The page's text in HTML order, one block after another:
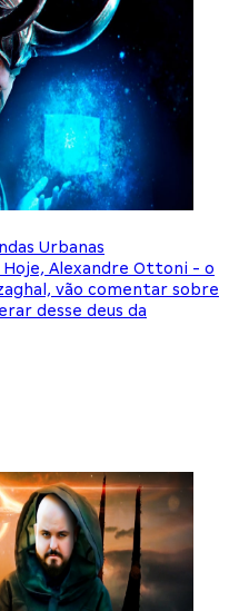
Urbanas
Alexandre Ottoni - o
vão comentar sobre
desse deus da